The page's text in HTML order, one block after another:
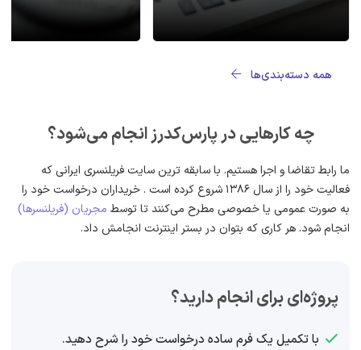
همه دسته‌بندی‌ها
چه کارهایی در پارس‌کدرز انجام می‌شود؟
ما رابط تقاضا و اجرا هستیم. با سابقه ترین سایت فریلنسری ایرانی که
فعالیت خود را از سال 1386 شروع کرده است . خریداران درخواست خود را
به صورت عمومی یا خصوصی مطرح می‌کنند تا توسط مجریان (فریلنسرها)
انجام شود. هر کاری که بتوان در بستر اینترنت انجامش داد.
پروژه‌ای برای انجام دارید؟
با تکمیل یک فرم ساده درخواست خود را شرح دهید.